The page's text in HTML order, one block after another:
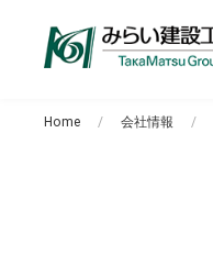
Home 会社情報